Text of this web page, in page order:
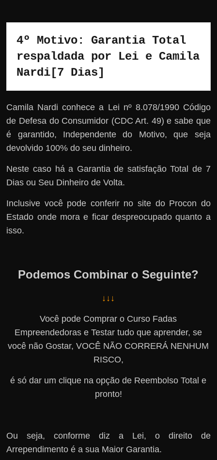
4º Motivo: Garantia Total
respaldada por Lei e Camila
Nardi[7 Dias]
Camila Nardi conhece a Lei nº 8.078/1990 Código
de Defesa do Consumidor (CDC Art. 49) e sabe que
é garantido, Independente do Motivo, que seja
devolvido 100% do seu dinheiro.
Neste caso há a Garantia de satisfação Total de 7
Dias ou Seu Dinheiro de Volta.
Inclusive você pode conferir no site do Procon do
Estado onde mora e ficar despreocupado quanto a
isso.
Podemos Combinar o Seguinte?
↓↓↓
Você pode Comprar o Curso Fadas
Empreendedoras e Testar tudo que aprender, se
você não Gostar, VOCÊ NÃO CORRERÁ NENHUM
RISCO,
é só dar um clique na opção de Reembolso Total e
pronto!
Ou seja, conforme diz a Lei, o direito de
Arrependimento é a sua Maior Garantia.